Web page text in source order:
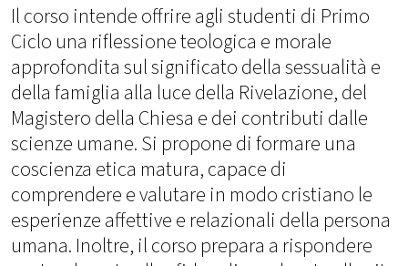
Il corso intende offrire agli studenti di Primo
Ciclo una riflessione teologica e morale
approfondita sul significato della sessualità e
della famiglia alla luce della Rivelazione, del
Magistero della Chiesa e dei contributi dalle
scienze umane. Si propone di formare una
coscienza etica matura, capace di
comprendere e valutare in modo cristiano le
esperienze affettive e relazionali della persona
umana. Inoltre, il corso prepara a rispondere